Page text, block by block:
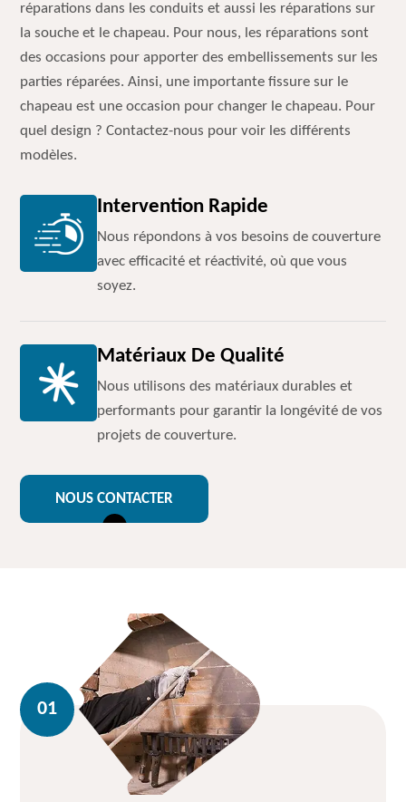
réparations dans les conduits et aussi les réparations sur
la souche et le chapeau. Pour nous, les réparations sont
des occasions pour apporter des embellissements sur les
parties réparées. Ainsi, une importante fissure sur le
chapeau est une occasion pour changer le chapeau. Pour
quel design ? Contactez-nous pour voir les différents
modèles.
Intervention Rapide
Nous répondons à vos besoins de couverture
avec efficacité et réactivité, où que vous
soyez.
Matériaux De Qualité
Nous utilisons des matériaux durables et
performants pour garantir la longévité de vos
projets de couverture.
NOUS CONTACTER